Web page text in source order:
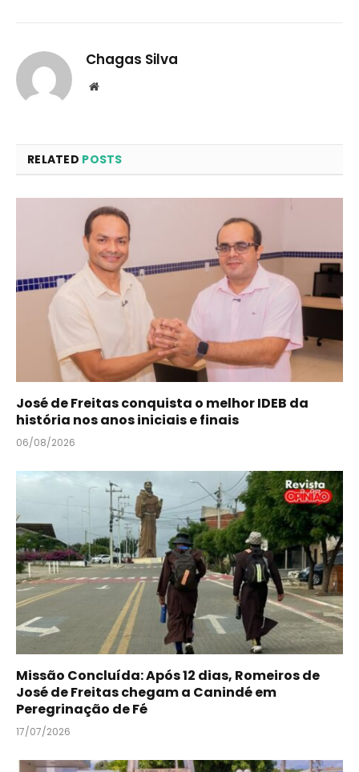
Chagas Silva
Website
RELATED POSTS
José de Freitas conquista o melhor IDEB da
história nos anos iniciais e finais
06/08/2026
Missão Concluída: Após 12 dias, Romeiros de
José de Freitas chegam a Canindé em
Peregrinação de Fé
17/07/2026